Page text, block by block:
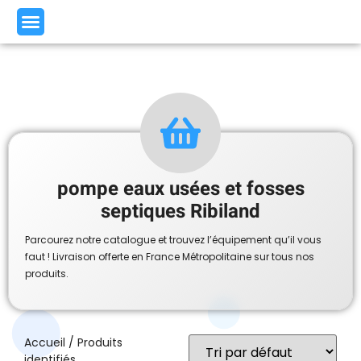
pompe eaux usées et fosses
septiques Ribiland
Parcourez notre catalogue et trouvez l’équipement qu’il vous
faut ! Livraison offerte en France Métropolitaine sur tous nos
produits.
Accueil / Produits